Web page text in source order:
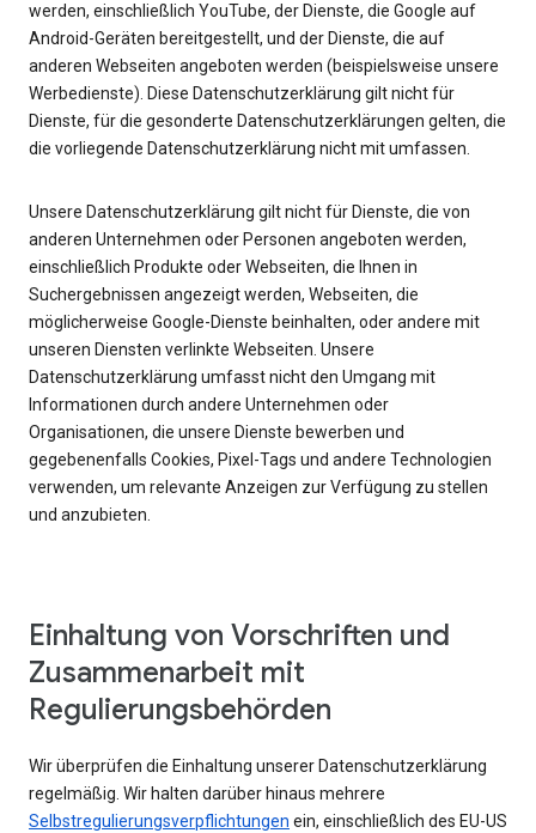
werden, einschließlich YouTube, der Dienste, die Google auf
Android-Geräten bereitgestellt, und der Dienste, die auf
anderen Webseiten angeboten werden (beispielsweise unsere
Werbedienste). Diese Datenschutzerklärung gilt nicht für
Dienste, für die gesonderte Datenschutzerklärungen gelten, die
die vorliegende Datenschutzerklärung nicht mit umfassen.
Unsere Datenschutzerklärung gilt nicht für Dienste, die von
anderen Unternehmen oder Personen angeboten werden,
einschließlich Produkte oder Webseiten, die Ihnen in
Suchergebnissen angezeigt werden, Webseiten, die
möglicherweise Google-Dienste beinhalten, oder andere mit
unseren Diensten verlinkte Webseiten. Unsere
Datenschutzerklärung umfasst nicht den Umgang mit
Informationen durch andere Unternehmen oder
Organisationen, die unsere Dienste bewerben und
gegebenenfalls Cookies, Pixel-Tags und andere Technologien
verwenden, um relevante Anzeigen zur Verfügung zu stellen
und anzubieten.
Einhaltung von Vorschriften und
Zusammenarbeit mit
Regulierungsbehörden
Wir überprüfen die Einhaltung unserer Datenschutzerklärung
regelmäßig. Wir halten darüber hinaus mehrere
Selbstregulierungsverpflichtungen ein, einschließlich des EU-US